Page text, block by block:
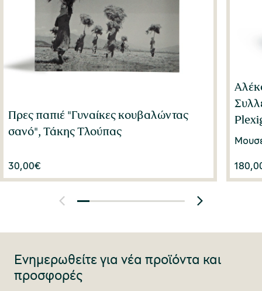
Πρες παπιέ "Γυναίκες κουβαλώντας
σανό", Τάκης Τλούπας
30,00€
Ενημερωθείτε για νέα προϊόντα και
προσφορές